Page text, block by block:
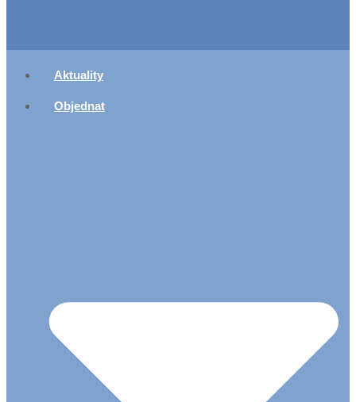
Aktuality
Objednat